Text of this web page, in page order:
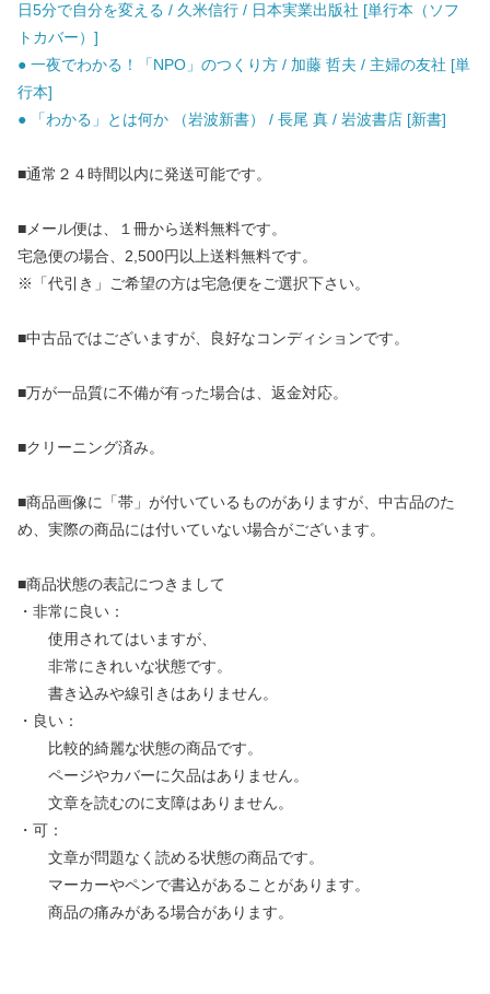
日5分で自分を変える / 久米信行 / 日本実業出版社 [単行本（ソフ
トカバー）]
● 一夜でわかる！「NPO」のつくり方 / 加藤 哲夫 / 主婦の友社 [単
行本]
● 「わかる」とは何か （岩波新書） / 長尾 真 / 岩波書店 [新書]
■通常２４時間以内に発送可能です。
■メール便は、１冊から送料無料です。
宅急便の場合、2,500円以上送料無料です。
※「代引き」ご希望の方は宅急便をご選択下さい。
■中古品ではございますが、良好なコンディションです。
■万が一品質に不備が有った場合は、返金対応。
■クリーニング済み。
■商品画像に「帯」が付いているものがありますが、中古品のた
め、実際の商品には付いていない場合がございます。
■商品状態の表記につきまして
・非常に良い：
使用されてはいますが、
非常にきれいな状態です。
書き込みや線引きはありません。
・良い：
比較的綺麗な状態の商品です。
ページやカバーに欠品はありません。
文章を読むのに支障はありません。
・可：
文章が問題なく読める状態の商品です。
マーカーやペンで書込があることがあります。
商品の痛みがある場合があります。